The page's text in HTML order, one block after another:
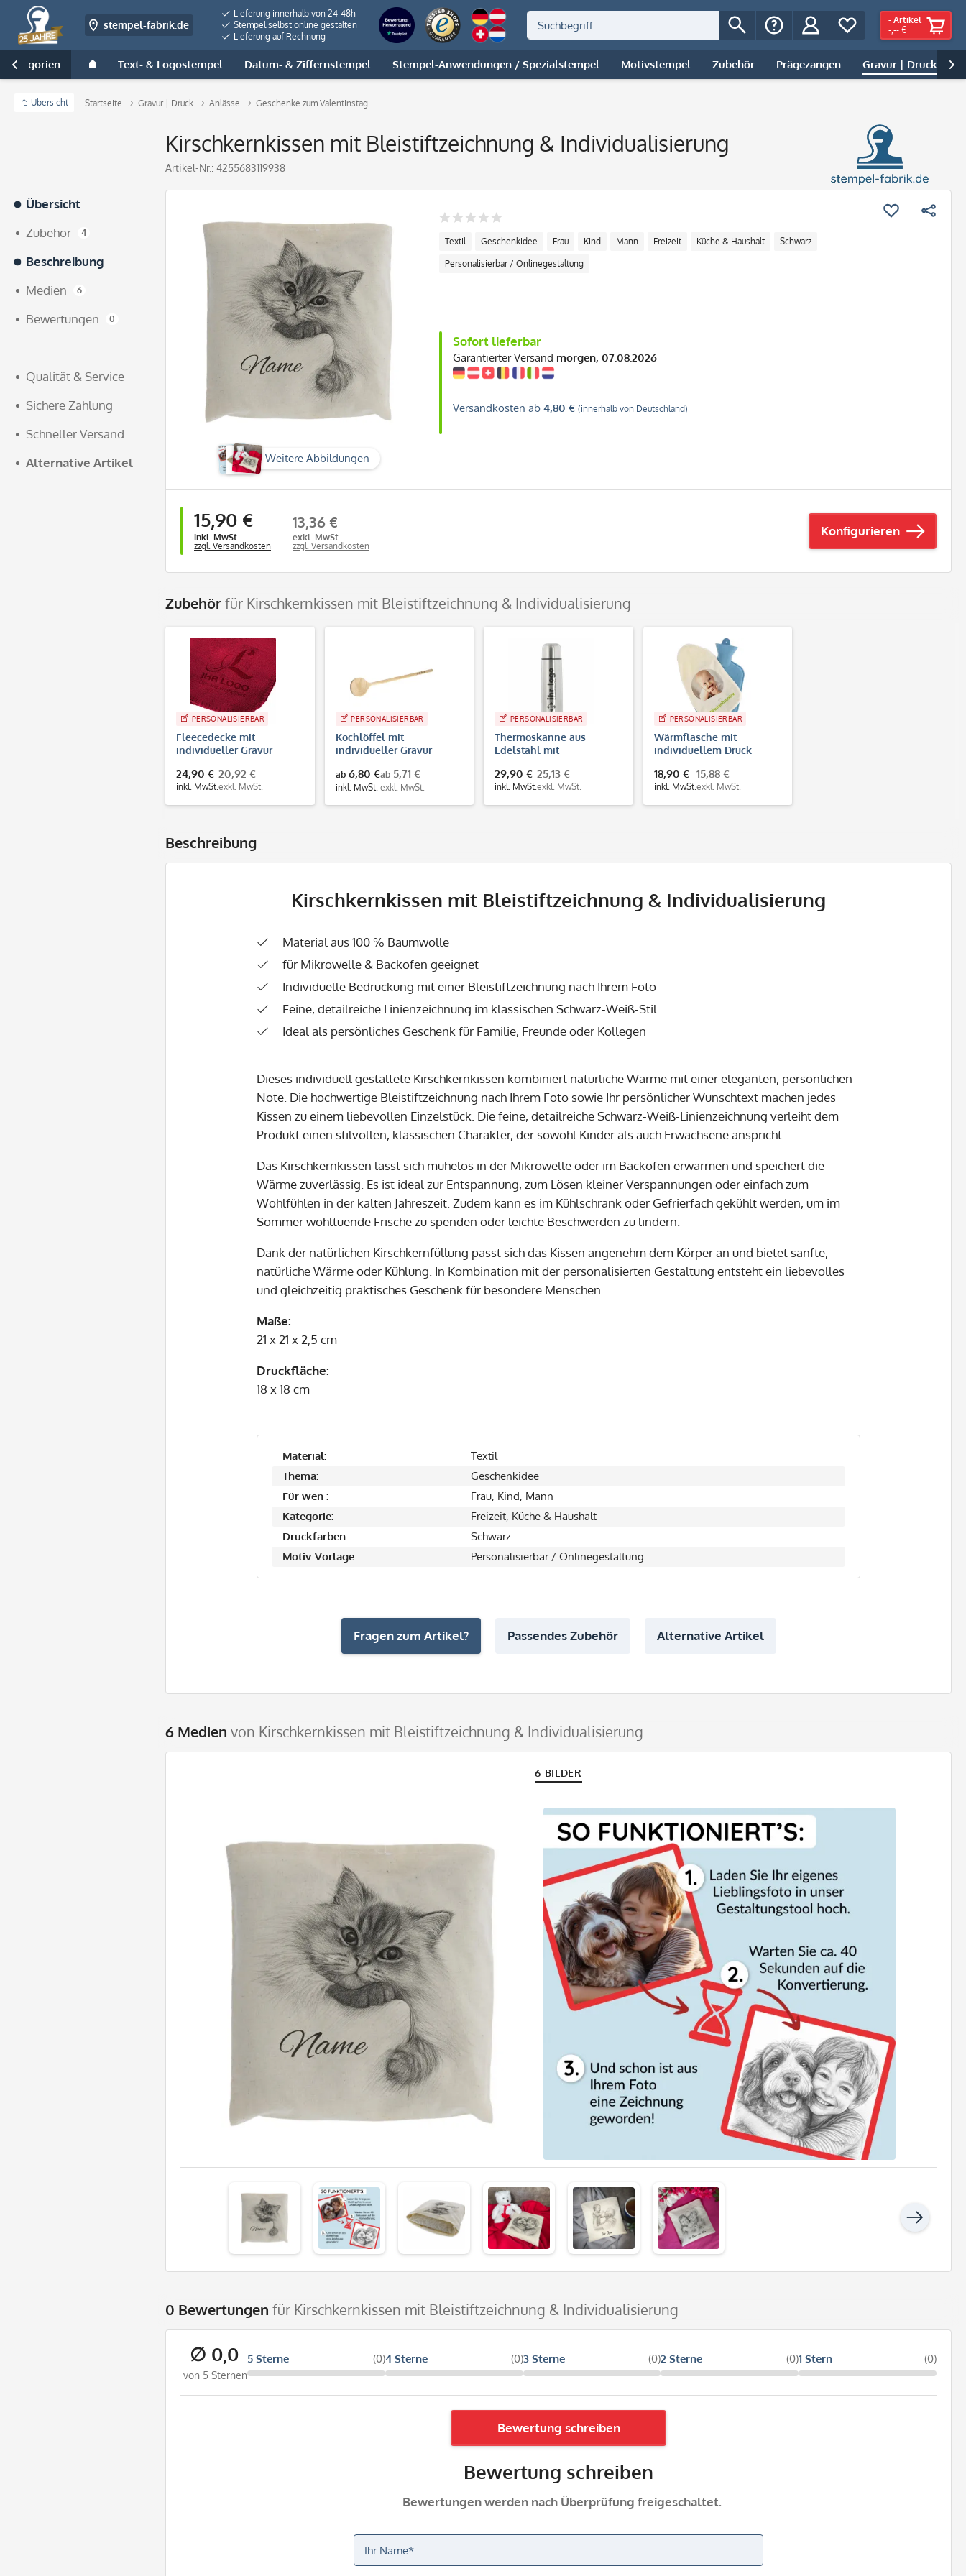
stempel-fabrik.de
Lieferung innerhalb von 24-48h
Stempel selbst online gestalten
Lieferung auf Rechnung
- Artikel
-,-- €
Kategorien Text- & Logostempel Datum- & Ziffernstempel Stempel-Anwendungen / Spezialstempel Motivstempel Zubehör Prägezangen Gravur | Druck
 
Übersicht Startseite Gravur | Druck Anlässe Geschenke zum Valentinstag
Kirschkernkissen mit Bleistiftzeichnung & Individualisierung
Artikel-Nr.: 4255683119938
Übersicht
Zubehör
4
Beschreibung
Medien
6
Bewertungen 0
—
Qualität & Service
Sichere Zahlung
Schneller Versand
Alternative Artikel
Weitere Abbildungen
Textil Geschenkidee Frau Kind Mann Freizeit Küche & Haushalt Schwarz
Personalisierbar / Onlinegestaltung
Sofort lieferbar
Garantierter Versand morgen, 07.08.2026
Versandkosten ab 4,80 € (innerhalb von Deutschland)
15,90 €
inkl. MwSt.
zzgl. Versandkosten
13,36 €
exkl. MwSt.
zzgl. Versandkosten
Konfigurieren
Zubehörfür Kirschkernkissen mit Bleistiftzeichnung & Individualisierung
PERSONALISIERBAR
Fleecedecke mit
individueller Gravur
24,90 €
inkl. MwSt.
20,92 €
exkl. MwSt.
PERSONALISIERBAR
Kochlöffel mit
individueller Gravur
ab6,80 €
inkl. MwSt.
ab5,71 €
exkl. MwSt.
PERSONALISIERBAR
Thermoskanne aus
Edelstahl mit
29,90 €
inkl. MwSt.
25,13 €
exkl. MwSt.
PERSONALISIERBAR
Wärmflasche mit
individuellem Druck
18,90 €
inkl. MwSt.
15,88 €
exkl. MwSt.
Beschreibung
Kirschkernkissen mit Bleistiftzeichnung & Individualisierung
Material aus 100 % Baumwolle
für Mikrowelle & Backofen geeignet
Individuelle Bedruckung mit einer Bleistiftzeichnung nach Ihrem Foto
Feine, detailreiche Linienzeichnung im klassischen Schwarz-Weiß-Stil
Ideal als persönliches Geschenk für Familie, Freunde oder Kollegen
Dieses individuell gestaltete Kirschkernkissen kombiniert natürliche Wärme mit einer eleganten, persönlichen
Note. Die hochwertige Bleistiftzeichnung nach Ihrem Foto sowie Ihr persönlicher Wunschtext machen jedes
Kissen zu einem liebevollen Einzelstück. Die feine, detailreiche Schwarz-Weiß-Linienzeichnung verleiht dem
Produkt einen stilvollen, klassischen Charakter, der sowohl Kinder als auch Erwachsene anspricht.
Das Kirschkernkissen lässt sich mühelos in der Mikrowelle oder im Backofen erwärmen und speichert die
Wärme zuverlässig. Es ist ideal zur Entspannung, zum Lösen kleiner Verspannungen oder einfach zum
Wohlfühlen in der kalten Jahreszeit. Zudem kann es im Kühlschrank oder Gefrierfach gekühlt werden, um im
Sommer wohltuende Frische zu spenden oder leichte Beschwerden zu lindern.
Dank der natürlichen Kirschkernfüllung passt sich das Kissen angenehm dem Körper an und bietet sanfte,
natürliche Wärme oder Kühlung. In Kombination mit der personalisierten Gestaltung entsteht ein liebevolles
und gleichzeitig praktisches Geschenk für besondere Menschen.
Maße:
21 x 21 x 2,5 cm
Druckfläche:
18 x 18 cm
Material:
Textil
Thema:
Geschenkidee
Für wen :
Frau, Kind, Mann
Kategorie:
Freizeit, Küche & Haushalt
Druckfarben:
Schwarz
Motiv-Vorlage:
Personalisierbar / Onlinegestaltung
Fragen zum Artikel? Passendes Zubehör Alternative Artikel
6 Medien von Kirschkernkissen mit Bleistiftzeichnung & Individualisierung
6 BILDER
0 Bewertungen für Kirschkernkissen mit Bleistiftzeichnung & Individualisierung
∅ 0,0
von 5 Sternen
5 Sterne (0)4 Sterne (0)3 Sterne (0)2 Sterne (0)1 Stern (0)
Bewertung schreiben
Bewertung schreiben
Bewertungen werden nach Überprüfung freigeschaltet.